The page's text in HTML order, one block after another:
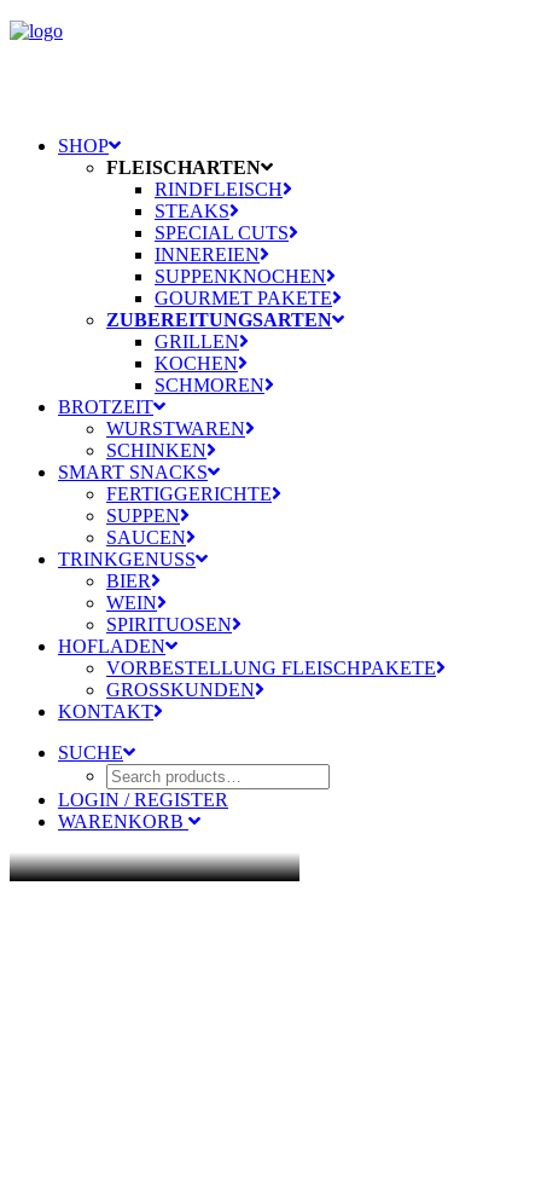
SHOP
FLEISCHARTEN
RINDFLEISCH
STEAKS
SPECIAL CUTS
INNEREIEN
SUPPENKNOCHEN
GOURMET PAKETE
ZUBEREITUNGSARTEN
GRILLEN
KOCHEN
SCHMOREN
BROTZEIT
WURSTWAREN
SCHINKEN
SMART SNACKS
FERTIGGERICHTE
SUPPEN
SAUCEN
TRINKGENUSS
BIER
WEIN
SPIRITUOSEN
HOFLADEN
VORBESTELLUNG FLEISCHPAKETE
GROSSKUNDEN
KONTAKT
SUCHE
LOGIN / REGISTER
WARENKORB